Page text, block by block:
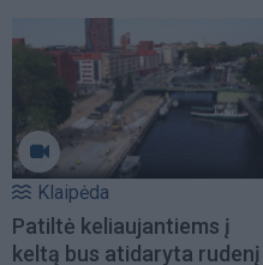
Klaipėda
Patiltė keliaujantiems į
keltą bus atidaryta rudenį